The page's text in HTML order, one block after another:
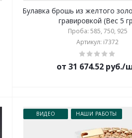
Булавка брошь из желтого
гравировкой (Вес 5
Проба: 585, 750, 925
Артикул: i7372
от 31 674.52 руб./
ВИДЕО НАШИ РАБОТЫ